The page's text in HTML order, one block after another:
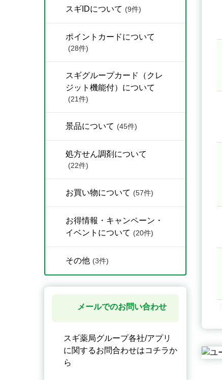
スギIDについて (9件)
ポイントカードについて
(28件)
スギグループカード（クレ
ジット機能付）について
(21件)
景品について (45件)
処方せん調剤について
(22件)
お買い物について (57件)
お得情報・キャンペーン・
イベントについて (20件)
その他 (3件)
メールでのお問い合わせ
スギ薬局グループ各社/アプリ
に関するお問合わせはコチラか
ら